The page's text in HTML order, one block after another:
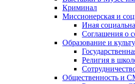
Криминал
Миссионерская и
Иная
Соглашения о
Образование и
Религия в
Общественность и